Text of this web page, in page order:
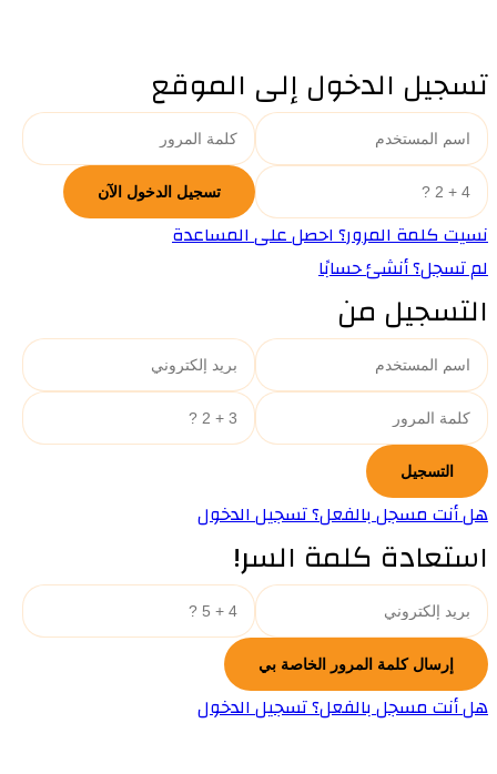
تسجيل الدخول إلى الموقع
نسيت كلمة المرور؟ احصل على المساعدة
لم تسجل؟ أنشئ حسابًا
التسجيل من
هل أنت مسجل بالفعل؟ تسجيل الدخول
استعادة كلمة السر!
هل أنت مسجل بالفعل؟ تسجيل الدخول